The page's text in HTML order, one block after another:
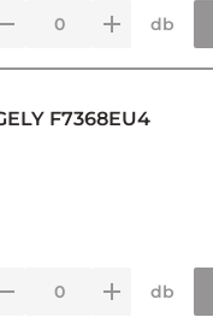
db
F7368EU4
db